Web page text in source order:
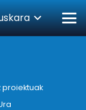
proiektuak